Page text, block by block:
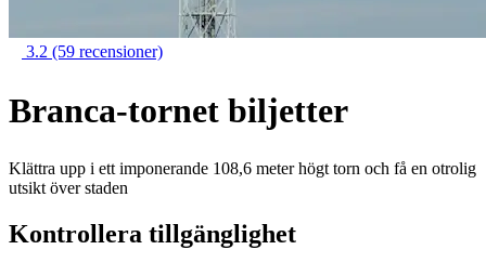
3.2 (59 recensioner)
Branca-tornet biljetter
Klättra upp i ett imponerande 108,6 meter högt torn och få en otrolig
utsikt över staden
Kontrollera tillgänglighet